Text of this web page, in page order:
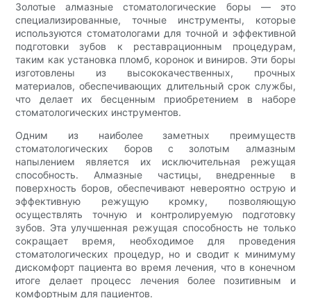
Золотые алмазные стоматологические боры — это
специализированные, точные инструменты, которые
используются стоматологами для точной и эффективной
подготовки зубов к реставрационным процедурам,
таким как установка пломб, коронок и виниров. Эти боры
изготовлены из высококачественных, прочных
материалов, обеспечивающих длительный срок службы,
что делает их бесценным приобретением в наборе
стоматологических инструментов.
Одним из наиболее заметных преимуществ
стоматологических боров с золотым алмазным
напылением является их исключительная режущая
способность. Алмазные частицы, внедренные в
поверхность боров, обеспечивают невероятно острую и
эффективную режущую кромку, позволяющую
осуществлять точную и контролируемую подготовку
зубов. Эта улучшенная режущая способность не только
сокращает время, необходимое для проведения
стоматологических процедур, но и сводит к минимуму
дискомфорт пациента во время лечения, что в конечном
итоге делает процесс лечения более позитивным и
комфортным для пациентов.